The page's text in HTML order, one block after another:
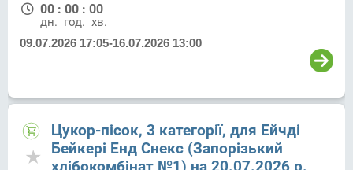
00 : 00 : 00
дн. год. хв.
09.07.2026 17:05-16.07.2026 13:00
Цукор-пісок, 3 категорії, для Ейчді
Бейкері Енд Снекс (Запорізький